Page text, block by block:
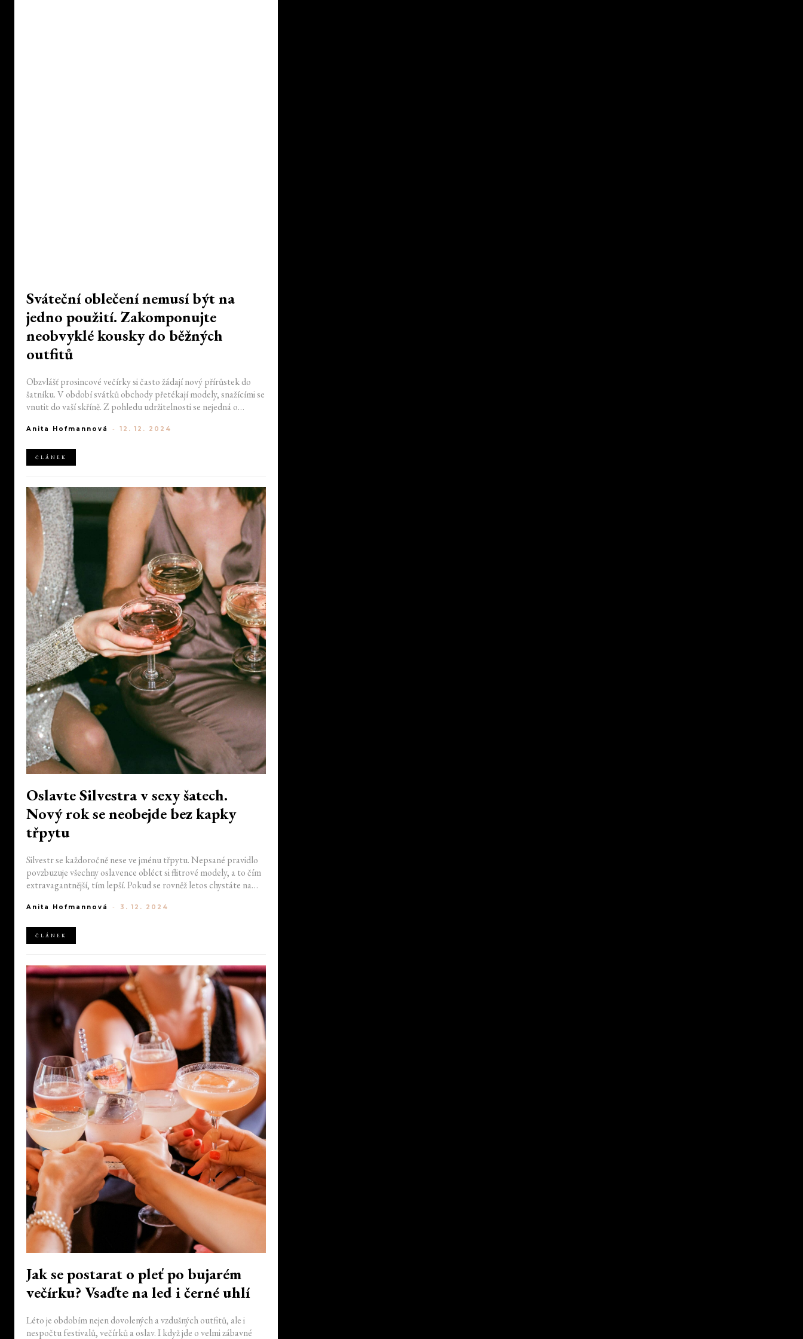
Sváteční oblečení nemusí být na
jedno použití. Zakomponujte
neobvyklé kousky do běžných
outfitů
Obzvlášť prosincové večírky si často žádají nový přírůstek do
šatníku. V období svátků obchody přetékají modely, snažícími se
vnutit do vaší skříně. Z pohledu udržitelnosti se nejedná o
nakupujte chytře. Existuje několik variant, jak jinak nezvyklé
Anita Hofmannová - 12. 12. 2024
ČLÁNEK
Oslavte Silvestra v sexy šatech.
Nový rok se neobejde bez kapky
třpytu
Silvestr se každoročně nese ve jménu třpytu. Nepsané pravidlo
povzbuzuje všechny oslavence obléct si flitrové modely, a to čím
extravagantnější, tím lepší. Pokud se rovněž letos chystáte na
výrazný kousek. Výběr je štědrý a silvestrovská tematika se
Anita Hofmannová - 3. 12. 2024
ČLÁNEK
Jak se postarat o pleť po bujarém
večírku? Vsaďte na led i černé uhlí
Léto je obdobím nejen dovolených a vzdušných outfitů, ale i
nespočtu festivalů, večírků a oslav. I když jde o velmi zábavné